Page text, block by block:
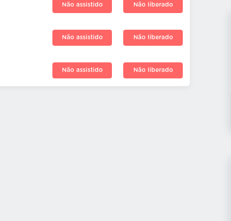
Não assistido Não liberado
Não assistido Não liberado
Não assistido Não liberado